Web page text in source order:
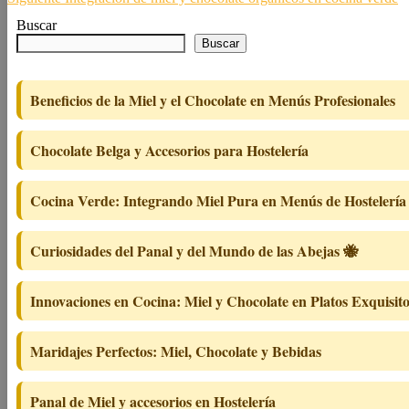
de
entradas
Buscar
Buscar
Beneficios de la Miel y el Chocolate en Menús Profesionales
Chocolate Belga y Accesorios para Hostelería
Cocina Verde: Integrando Miel Pura en Menús de Hostelería
Curiosidades del Panal y del Mundo de las Abejas 🐝
Innovaciones en Cocina: Miel y Chocolate en Platos
Maridajes Perfectos: Miel, Chocolate y Bebidas
Panal de Miel y accesorios en Hostelería